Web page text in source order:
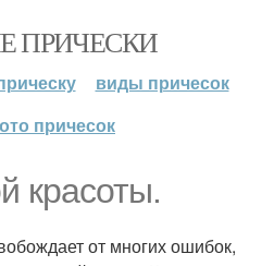
ПРИЧЕСКИ
виды причесок
причесок
красоты.
от многих ошибок,